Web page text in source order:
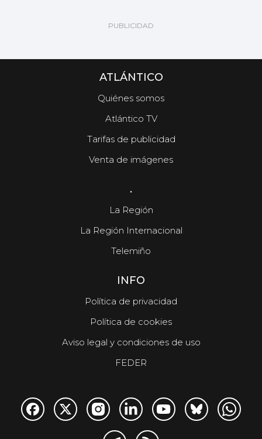
ATLÁNTICO
Quiénes somos
Atlántico TV
Tarifas de publicidad
Venta de imágenes
.
La Región
La Región Internacional
Telemiño
INFO
Política de privacidad
Política de cookies
Aviso legal y condiciones de uso
FEDER